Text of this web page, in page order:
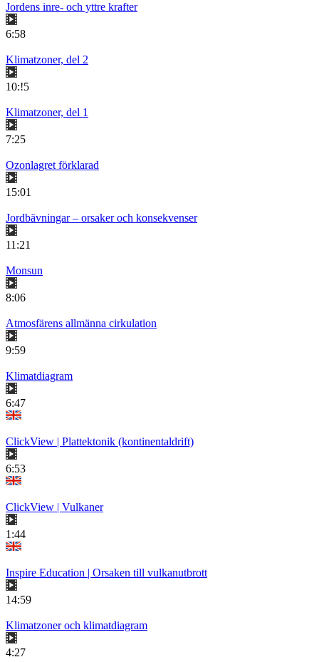
Jordens inre- och yttre krafter
6:58
Klimatzoner, del 2
10:!5
Klimatzoner, del 1
7:25
Ozonlagret förklarad
15:01
Jordbävningar – orsaker och konsekvenser
11:21
Monsun
8:06
Atmosfärens allmänna cirkulation
9:59
Klimatdiagram
6:47
ClickView | Plattektonik (kontinentaldrift)
6:53
ClickView | Vulkaner
1:44
Inspire Education | Orsaken till vulkanutbrott
14:59
Klimatzoner och klimatdiagram
4:27